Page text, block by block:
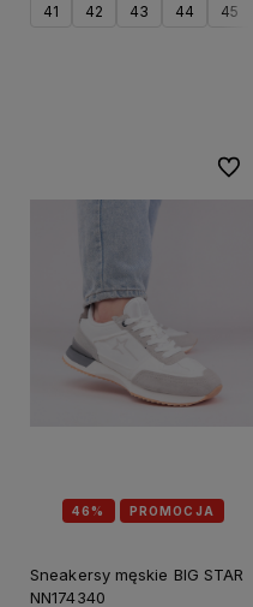
41 42 43 44 45
46% PROMOCJA
Sneakersy męskie BIG STAR
NN174340
Do